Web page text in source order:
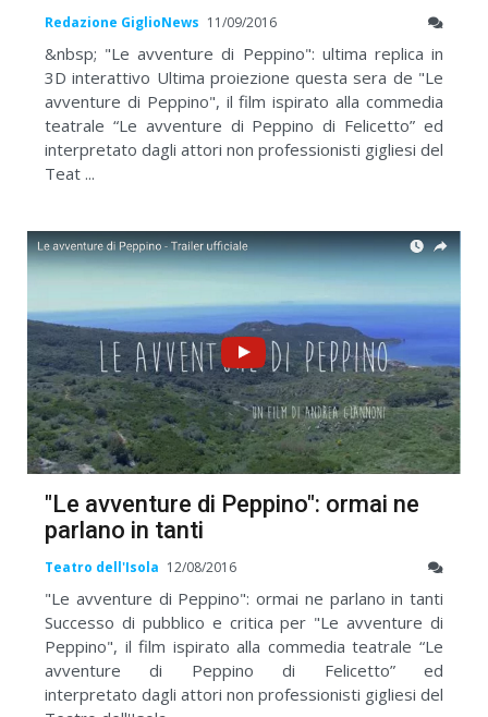
Redazione GiglioNews 11/09/2016
&nbsp; "Le avventure di Peppino": ultima replica in
3D interattivo Ultima proiezione questa sera de "Le
avventure di Peppino", il film ispirato alla commedia
teatrale “Le avventure di Peppino di Felicetto” ed
interpretato dagli attori non professionisti gigliesi del
Teat ...
"Le avventure di Peppino": ormai ne
parlano in tanti
Teatro dell'Isola 12/08/2016
"Le avventure di Peppino": ormai ne parlano in tanti
Successo di pubblico e critica per "Le avventure di
Peppino", il film ispirato alla commedia teatrale “Le
avventure di Peppino di Felicetto” ed
interpretato dagli attori non professionisti gigliesi del